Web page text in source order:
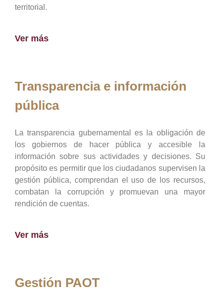
territorial.
Ver más
Transparencia e información
pública
La transparencia gubernamental es la obligación de
los gobiernos de hacer pública y accesible la
información sobre sus actividades y decisiones. Su
propósito es permitir que los ciudadanos supervisen la
gestión pública, comprendan el uso de los recursos,
combatan la corrupción y promuevan una mayor
rendición de cuentas.
Ver más
Gestión PAOT